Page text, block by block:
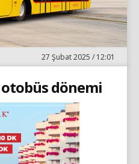
27 Şubat 2025 / 12:01
dönemi